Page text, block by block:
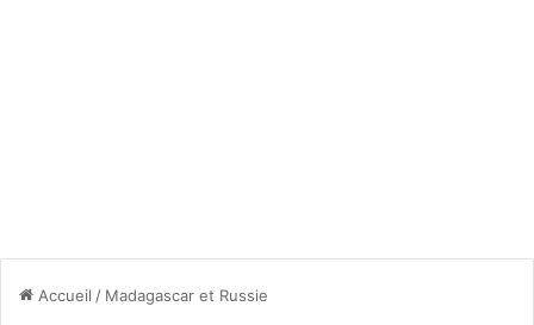
Accueil / Madagascar et Russie